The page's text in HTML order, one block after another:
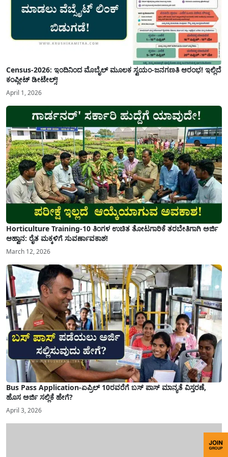
Census-2026: ಇಂದಿನಿಂದ ಮೊಬೈಲ್ ಮೂಲಕ ಸ್ವಯಂ-ಜನಗಣತಿ ಆರಂಭ! ಇಲ್ಲಿದೆ
ಕಂಪ್ಲೀಟ್ ಡೀಟೇಲ್ಸ್!
April 1, 2026
Horticulture Training-10 ತಿಂಗಳ ಉಚಿತ ತೋಟಗಾರಿಕೆ ತರಬೇತಿಗಾಗಿ ಅರ್ಜಿ
ಆಹ್ವಾನ: ರೈತ ಮಕ್ಕಳಿಗೆ ಸುವರ್ಣಾವಕಾಶ!
March 12, 2026
Bus Pass Application-ಏಪ್ರಿಲ್ 10ರವರೆಗೆ ಬಸ್ ಪಾಸ್ ಮಾನ್ಯತೆ ವಿಸ್ತರಣೆ,
ಹೊಸ ಅರ್ಜಿ ಸಲ್ಲಿಕೆ ಹೇಗೆ?
April 3, 2026